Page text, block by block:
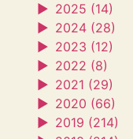
► 2025 (14)
► 2024 (28)
► 2023 (12)
► 2022 (8)
► 2021 (29)
► 2020 (66)
► 2019 (214)